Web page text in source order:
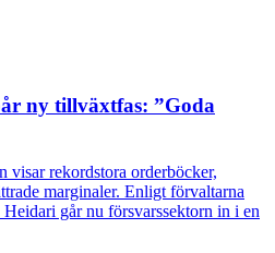
ny tillväxtfas: ”Goda
visar rekordstora orderböcker,
marginaler. Enligt förvaltarna
går nu försvarssektorn in i en